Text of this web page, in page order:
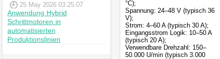
25 May 2026 03:25:07
Anwendung Hybrid
Schrittmotoren in
automatisierten
Produktionslinien
°C);
Spannung: 24–48 V (typisch 36
V);
Strom: 4–60 A (typisch 30 A);
Eingangsstrom Logik: 10–50 A
(typisch 20 A);
Verwendbare Drehzahl: 150–
50.000 U/min (typisch 3.000